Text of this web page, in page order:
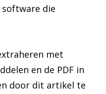
software die
met
en de PDF in
door dit artikel te